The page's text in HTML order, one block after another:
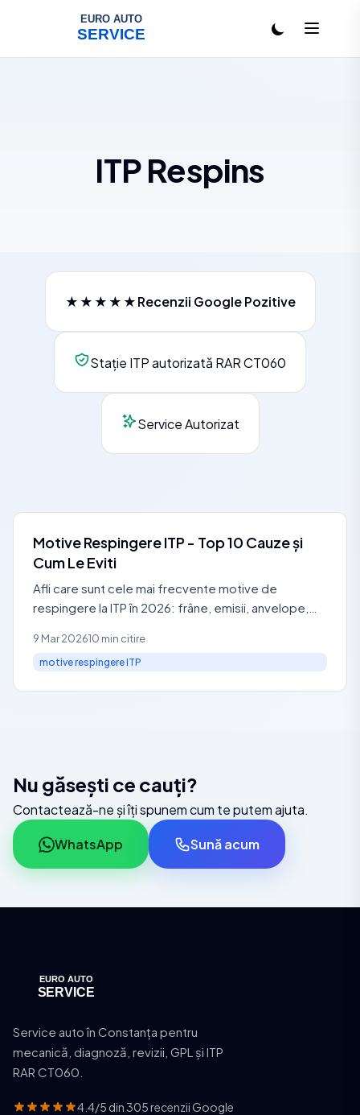
ITP Respins
★★★★★Recenzii Google Pozitive
Stație ITP autorizată RAR CT060
Service Autorizat
Motive Respingere ITP - Top 10 Cauze și
Cum Le Eviti
Afli care sunt cele mai frecvente motive de
respingere la ITP în 2026: frâne, emisii, anvelope,
de la
9 Mar 202610 min citire
motive respingere ITP
Nu găsești ce cauți?
Contactează-ne și îți spunem cum te putem ajuta.
WhatsApp Sună acum
Service auto în Constanța pentru
mecanică, diagnoză, revizii, GPL și ITP
RAR CT060.
4.4/5 din 305 recenzii Google